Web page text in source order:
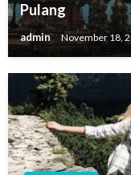
Pulang
admin November 18,